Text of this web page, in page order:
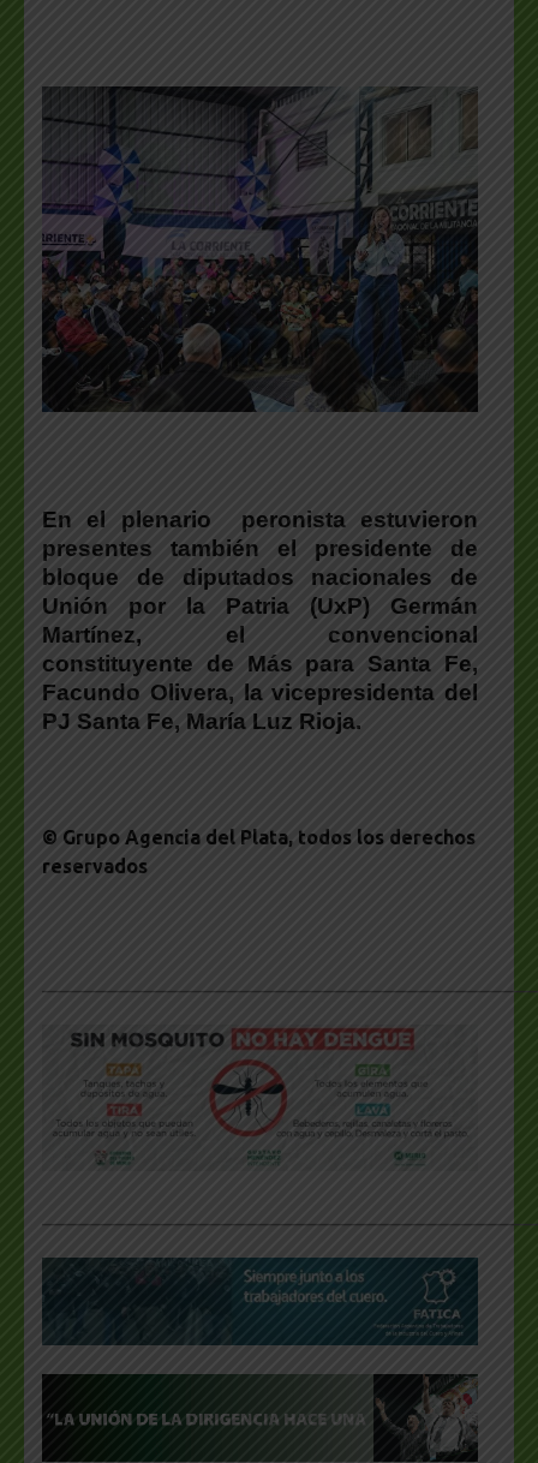
En el plenario peronista estuvieron
presentes también el presidente de
bloque de diputados nacionales de
Unión por la Patria (UxP) Germán
Martínez, el convencional
constituyente de Más para Santa Fe,
Facundo Olivera, la vicepresidenta del
PJ Santa Fe, María Luz Rioja.
© Grupo Agencia del Plata, todos los derechos
reservados